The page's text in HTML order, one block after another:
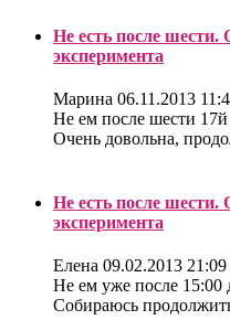
Не есть после
эксперимента
Марина 06.11.2013
Не ем после шести 17й
Очень довольна,
Не есть после
эксперимента
Елена 09.02.2013 21:09
Не ем уже после 15:00
Собираюсь